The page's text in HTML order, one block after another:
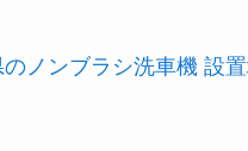
ノンブラシ洗車機 設